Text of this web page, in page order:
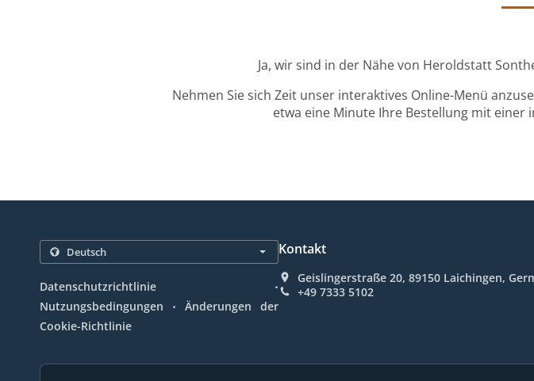
Ja, wir sind in der Nähe von Heroldstatt
Nehmen Sie sich Zeit unser interaktives Online-Menü
etwa eine Minute Ihre Bestellung mit einer
Datenschutzrichtlinie .
Nutzungsbedingungen .
Änderungen der
Cookie-Richtlinie
Kontakt
Geislingerstraße 20, 89150 Laichingen,
+49 7333 5102